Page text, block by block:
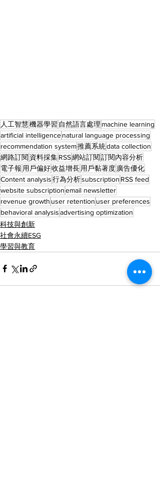
人工智慧機器學習 自然語言處理 machine learning
artificial intelligencenatural language processing
recommendation system推薦系統data collection
網路訂閱 資料採集RSS網站訂閱訂閱內容分析
電子報 用戶偏好收益增長 用戶黏著度 廣告優化
Content analysis行為分析subscription RSS feed
website subscriptionemail newsletter
revenue growth user retention user preferences
behavioral analysisadvertising optimization
科技與創新
社會永續ESG
學習與教育